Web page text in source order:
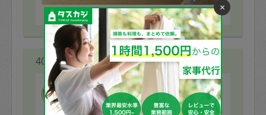
※依頼者の依頼当時の主観的な感想です。
40代 女性より
きき
×